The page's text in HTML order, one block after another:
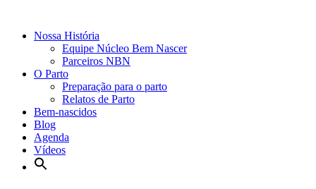
Nossa História
Equipe Núcleo Bem Nascer
Parceiros NBN
O Parto
Preparação para o parto
Relatos de Parto
Bem-nascidos
Blog
Agenda
Vídeos